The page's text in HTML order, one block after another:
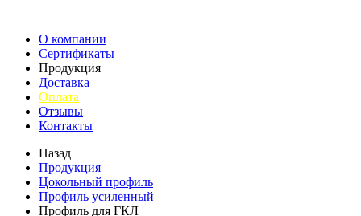
О компании
Сертификаты
Продукция
Доставка
Оплата
Отзывы
Контакты
Назад
Продукция
Цокольный профиль
Профиль усиленный
Профиль для ГКЛ